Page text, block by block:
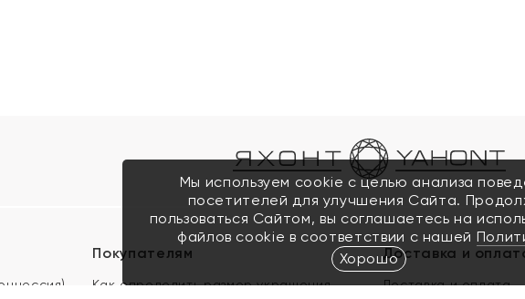
Покупателям
Как определить размер украшения
Доставка и
Доставка и оплата
Мы используем cookie с целью анализа
посетителей для улучшения Сайта.
пользоваться Сайтом, вы соглашаетесь на
файлов cookie в соответствии с нашей
Хорошо